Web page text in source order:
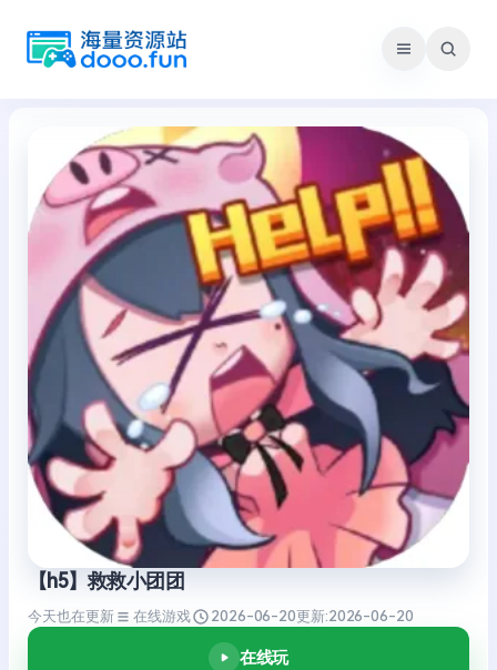
【h5】救救小团团
今天也在更新 在线游戏 2026-06-20更新:2026-06-20
在线玩